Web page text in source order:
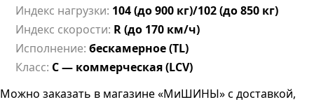
Индекс нагрузки: 104 (до 900 кг)/102 (до 850 кг)
Индекс скорости: R (до 170 км/ч)
Исполнение: бескамерное (TL)
Класс: C — коммерческая (LCV)
Можно заказать в магазине «МиШИНЫ» с доставкой,